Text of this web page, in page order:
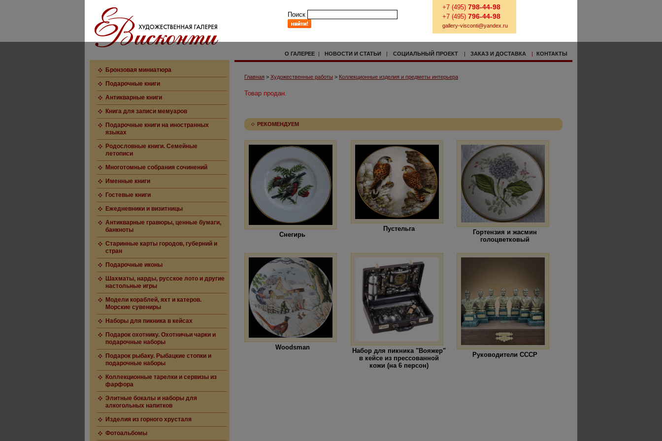
Поиск
+7 (495) 798-44-98
+7 (495) 796-44-98
gallery-visconti@yandex.ru
О ГАЛЕРЕЕ | НОВОСТИ И СТАТЬИ | СОЦИАЛЬНЫЙ ПРОЕКТ | ЗАКАЗ И ДОСТАВКА | КОНТАКТЫ
Бронзовая миниатюра
Подарочные книги
Антикварные книги
Книга для записи мемуаров
Подарочные книги на иностранных
языках
Родословные книги. Семейные
летописи
Многотомные собрания сочинений
Именные книги
Гостевые книги
Ежедневники и визитницы
Антикварные гравюры, ценные бумаги,
банкноты
Старинные карты городов, губерний и
стран
Подарочные иконы
Шахматы, нарды, русское лото и другие
настольные игры
Модели кораблей, яхт и катеров.
Морские сувениры
Наборы для пикника в кейсах
Подарок охотнику. Охотничьи чарки и
подарочные наборы
Подарок рыбаку. Рыбацкие стопки и
подарочные наборы
Коллекционные тарелки и сервизы из
фарфора
Элитные бокалы и наборы для
алкогольных напитков
Изделия из горного хрусталя
Фотоальбомы
Главная > Художественные работы > Коллекционные изделия и предметы интерьера
Товар продан.
РЕКОМЕНДУЕМ
Снегирь
Пустельга
Гортензия и жасмин
голоцветковый
Woodsman
Набор для пикника "Вояжер"
в кейсе из прессованной
кожи (на 6 персон)
Руководители СССР